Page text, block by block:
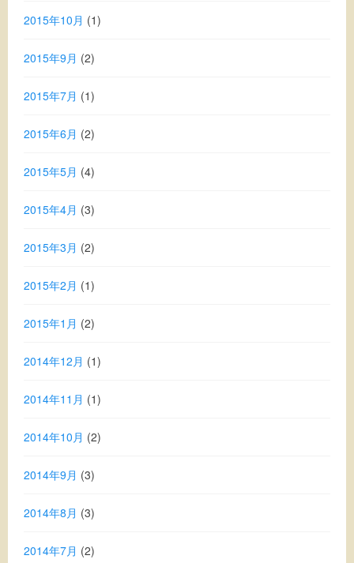
2015年10月 (1)
2015年9月 (2)
2015年7月 (1)
2015年6月 (2)
2015年5月 (4)
2015年4月 (3)
2015年3月 (2)
2015年2月 (1)
2015年1月 (2)
2014年12月 (1)
2014年11月 (1)
2014年10月 (2)
2014年9月 (3)
2014年8月 (3)
2014年7月 (2)